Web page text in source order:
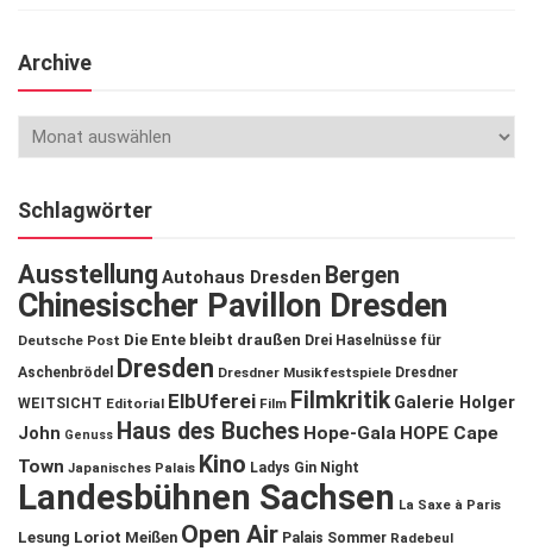
Archive
Schlagwörter
Ausstellung Autohaus Dresden Bergen
Chinesischer Pavillon Dresden
Deutsche Post Die Ente bleibt draußen Drei Haselnüsse für
Aschenbrödel
Dresden Dresdner Musikfestspiele Dresdner
WEITSICHT Editorial ElbUferei Film Filmkritik Galerie Holger
John Genuss Haus des Buches Hope-Gala HOPE Cape
Town Japanisches Palais Kino Ladys Gin Night
Landesbühnen Sachsen La Saxe à Paris
Lesung Loriot Meißen Open Air Palais Sommer Radebeul